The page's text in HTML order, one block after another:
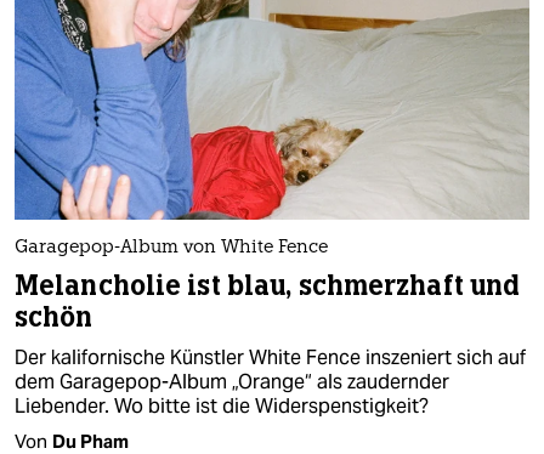
Garagepop-Album von White Fence
Melancholie ist blau, schmerzhaft und
schön
Der kalifornische Künstler White Fence inszeniert sich auf
dem Garagepop-Album „Orange“ als zaudernder
Liebender. Wo bitte ist die Widerspenstigkeit?
Von Du Pham